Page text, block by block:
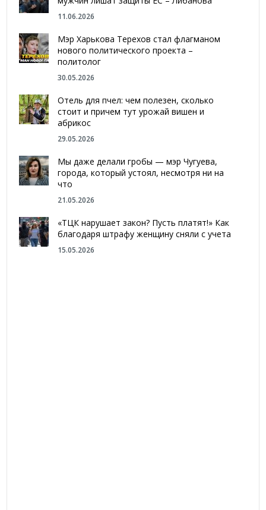
11.06.2026
Мэр Харькова Терехов стал флагманом
нового политического проекта –
политолог
30.05.2026
Отель для пчел: чем полезен, сколько
стоит и причем тут урожай вишен и
абрикос
29.05.2026
Мы даже делали гробы — мэр Чугуева,
города, который устоял, несмотря ни на
что
21.05.2026
«ТЦК нарушает закон? Пусть платят!» Как
благодаря штрафу женщину сняли с учета
15.05.2026